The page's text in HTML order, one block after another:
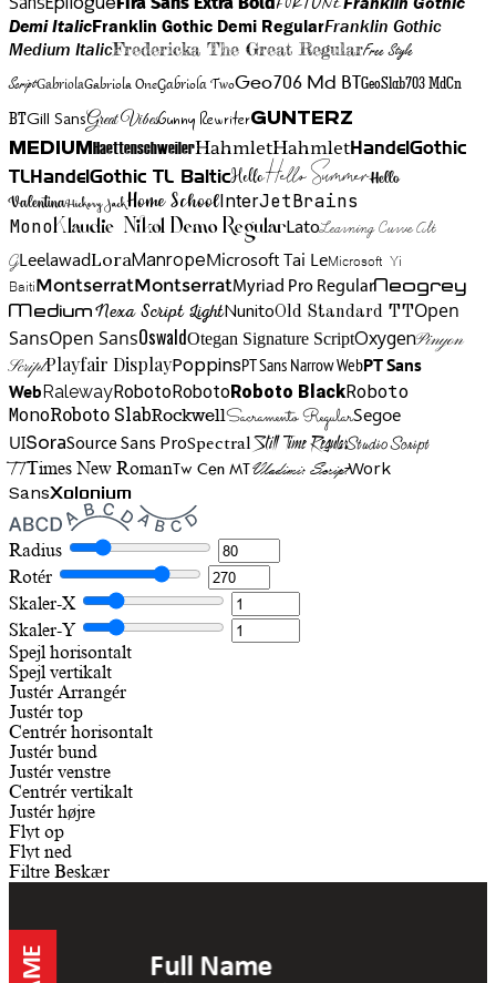
Epilogue
Demi ItalicFranklin Gothic Demi RegularFranklin Gothic
Medium ItalicFredericka The Great RegularFree Style
ScriptGabriolaGabriola OneGabriola TwoGeo706 Md BTGeoSlab703 MdCn
BTGill SansGreat VibesGunny RewriterGunterz
Medium HaettenschweilerHahmletHahmletHandelGothic
TLHandelGothic TL BalticHelloHello SummerHello
ValentinaHickory JackHome SchoolInterJetBrains
MonoKlaudie Nikol Demo RegularLatoLearning Curve Alt
GLeelawadLoraManropeMicrosoft Tai LeMicrosoft Yi
BaitiMontserratMontserratMyriad Pro RegularNeogrey
MediumNexa Script LightNunitoOld Standard TTOpen
SansOpen SansOswaldOtegan Signature ScriptOxygenPinyon
ScriptPlayfair DisplayPoppinsPT Sans Narrow WebPT Sans
WebRalewayRobotoRobotoRoboto BlackRoboto
MonoRoboto SlabRockwellSacramento RegularSegoe
UISoraSource Sans ProSpectralStill Time RegularStudio Script
TTTimes New RomanTw Cen MTVladimir ScriptWork
SansXolonium
Radius
Rotér
Skaler-X
Skaler-Y
Spejl horisontalt
Spejl vertikalt
Justér Arrangér
Justér top
Centrér horisontalt
Justér bund
Justér venstre
Centrér vertikalt
Justér højre
Flyt op
Flyt ned
Filtre Beskær